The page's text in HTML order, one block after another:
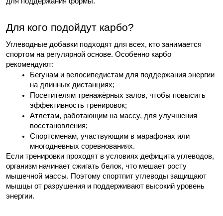
Для кого подойдут карбо?
Углеводные добавки подходят для всех, кто занимается
спортом на регулярной основе. Особенно карбо
рекомендуют:
Бегунам и велосипедистам для поддержания энергии
на длинных дистанциях;
Посетителям тренажёрных залов, чтобы повысить
эффективность тренировок;
Атлетам, работающим на массу, для улучшения
восстановления;
Спортсменам, участвующим в марафонах или
многодневных соревнованиях.
Если тренировки проходят в условиях дефицита углеводов,
организм начинает сжигать белок, что мешает росту
мышечной массы. Поэтому спортпит углеводы защищают
мышцы от разрушения и поддерживают высокий уровень
энергии.